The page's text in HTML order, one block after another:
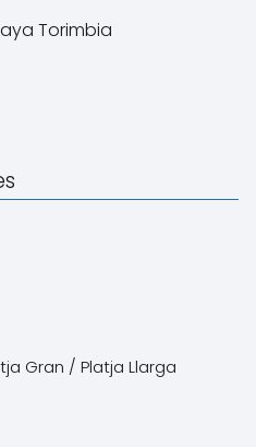
Torimbia
Gran / Platja Llarga